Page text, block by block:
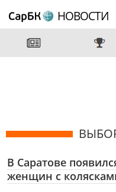
НОВОСТИ
В Саратове
женщин с